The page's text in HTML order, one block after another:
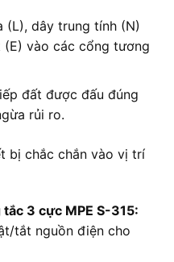
(L), dây trung tính (N)
vào các cổng tương
đất được đấu đúng
rủi ro.
bị chắc chắn vào vị trí
3 cực MPE S-315:
tắt nguồn điện cho